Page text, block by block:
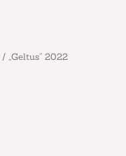
/ „Geltus” 2022